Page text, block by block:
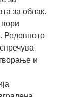
за облак.
Редовното
и